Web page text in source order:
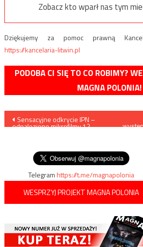
Zobacz kto wparł nas tym
Dziękujemy za pomoc prawną
https://kancelaria-litwin.pl
PODOBA CI SIĘ TO CO ROBIMY?
MAGNA POLONIA!
Nawigacja
Sensacyjne odkrycie IPN –
odnaleziono mikrofilmy 12
Telegramhttps://t.me/magnapolonia
WESPRZYJ PROJEKT MAGNA POLONIA